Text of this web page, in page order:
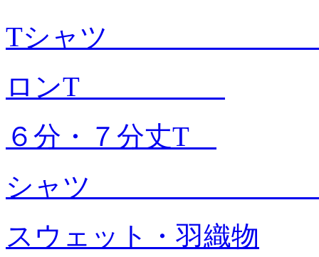
Tシャツ
ロンT
６分・７分丈T
シャ
スウェット・羽織物